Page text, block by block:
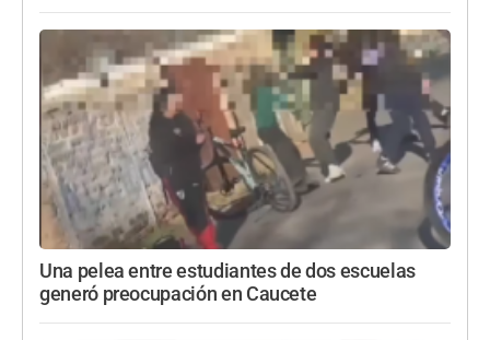
Una pelea entre estudiantes de dos escuelas
generó preocupación en Caucete